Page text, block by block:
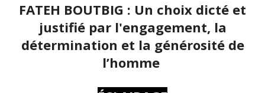
FATEH BOUTBIG : Un choix dicté et
justifié par l'engagement, la
détermination et la générosité de
l’homme